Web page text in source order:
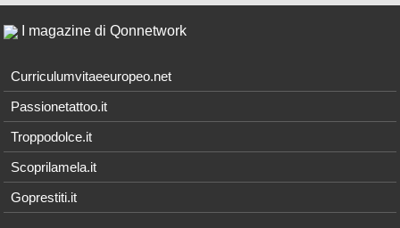
I magazine di Qonnetwork
Curriculumvitaeeuropeo.net
Passionetattoo.it
Troppodolce.it
Scoprilamela.it
Goprestiti.it